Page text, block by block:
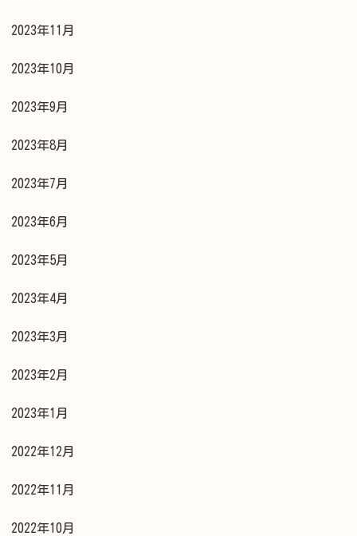
2023年11月
2023年10月
2023年9月
2023年8月
2023年7月
2023年6月
2023年5月
2023年4月
2023年3月
2023年2月
2023年1月
2022年12月
2022年11月
2022年10月